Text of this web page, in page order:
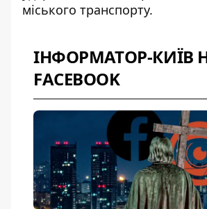
міського транспорту.
ІНФОРМАТОР-КИЇВ
FACEBOOK